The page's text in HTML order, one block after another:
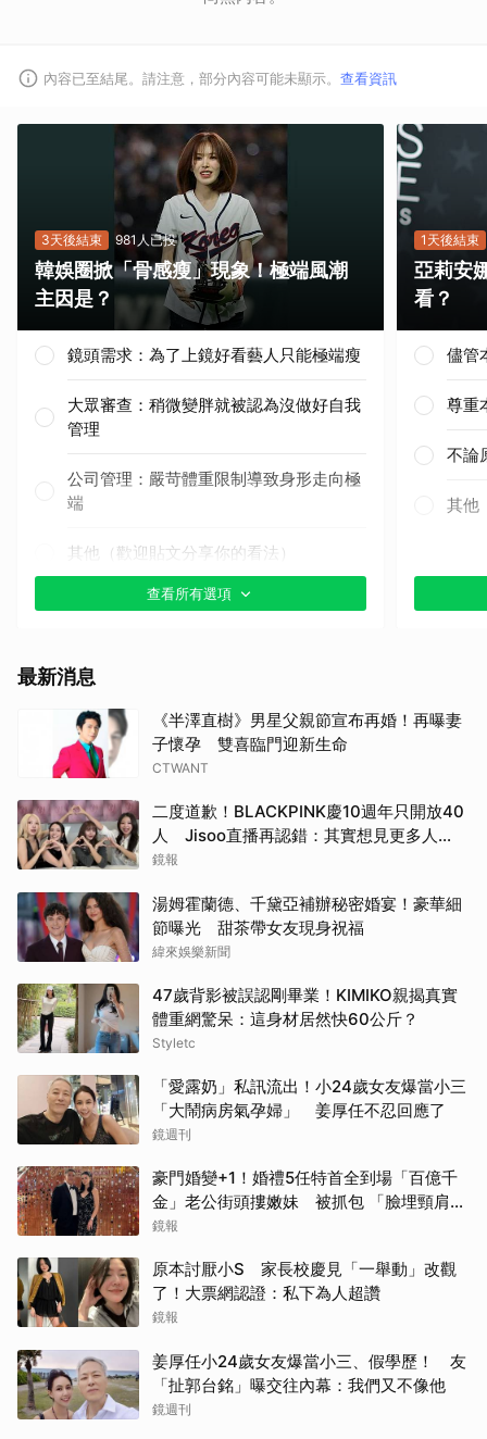
內容已至結尾。請注意，部分內容可能未顯示。 查看資訊
3天後結束 981人已投
韓娛圈掀「骨感瘦」現象！極端風潮
主因是？
鏡頭需求：為了上鏡好看藝人只能極端瘦
大眾審查：稍微變胖就被認為沒做好自我
管理
公司管理：嚴苛體重限制導致身形走向極
端
其他（歡迎貼文分享你的看法）
查看所有選項
1天後結束
亞莉安
看？
儘管
尊重
不論
其他
最新消息
《半澤直樹》男星父親節宣布再婚！再曝妻
子懷孕 雙喜臨門迎新生命
CTWANT
二度道歉！BLACKPINK慶10週年只開放40
人 Jisoo直播再認錯：其實想見更多人…
鏡報
湯姆霍蘭德、千黛亞補辦秘密婚宴！豪華細
節曝光 甜茶帶女友現身祝福
緯來娛樂新聞
47歲背影被誤認剛畢業！KIMIKO親揭真實
體重網驚呆：這身材居然快60公斤？
Styletc
「愛露奶」私訊流出！小24歲女友爆當小三
「大鬧病房氣孕婦」 姜厚任不忍回應了
鏡週刊
豪門婚變+1！婚禮5任特首全到場「百億千
金」老公街頭摟嫩妹 被抓包 「臉埋頸肩狂
親」驚爆分居中
鏡報
原本討厭小S 家長校慶見「一舉動」改觀
了！大票網認證：私下為人超讚
鏡報
姜厚任小24歲女友爆當小三、假學歷！ 友
「扯郭台銘」曝交往內幕：我們又不像他
鏡週刊